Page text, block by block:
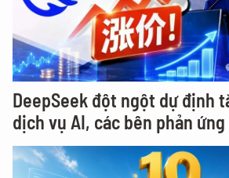
DeepSeek đột ngột dự định
dịch vụ AI, các bên phản